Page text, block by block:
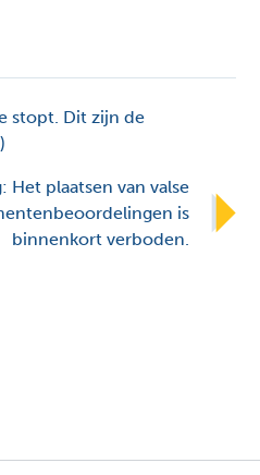
stopt. Dit zijn de
Het plaatsen van valse
is
binnenkort verboden.